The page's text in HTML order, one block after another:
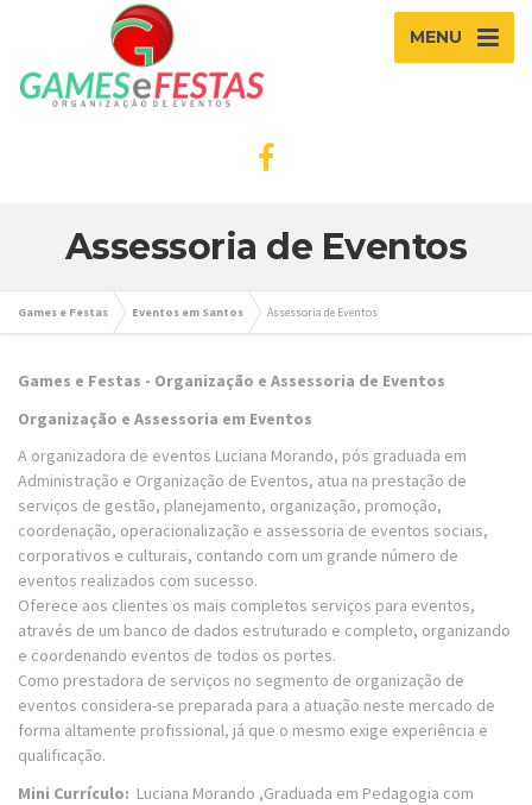
MENU
Assessoria de Eventos
Games e Festas Eventos em Santos Assessoria de Eventos
Games e Festas - Organização e Assessoria de Eventos
Organização e Assessoria em Eventos
A organizadora de eventos Luciana Morando, pós graduada em
Administração e Organização de Eventos, atua na prestação de
serviços de gestão, planejamento, organização, promoção,
coordenação, operacionalização e assessoria de eventos sociais,
corporativos e culturais, contando com um grande número de
eventos realizados com sucesso.
Oferece aos clientes os mais completos serviços para eventos,
através de um banco de dados estruturado e completo, organizando
e coordenando eventos de todos os portes.
Como prestadora de serviços no segmento de organização de
eventos considera-se preparada para a atuação neste mercado de
forma altamente profissional, já que o mesmo exige experiência e
qualificação.
Mini Currículo: Luciana Morando ,Graduada em Pedagogia com